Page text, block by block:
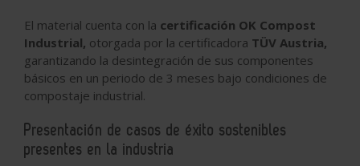
El material cuenta con la certificación OK Compost
Industrial, otorgada por la certificadora TÜV Austria,
garantizando la desintegración de sus componentes
básicos en un periodo de 3 meses bajo condiciones de
compostaje industrial.
Presentación de casos de éxito sostenibles
presentes en la industria